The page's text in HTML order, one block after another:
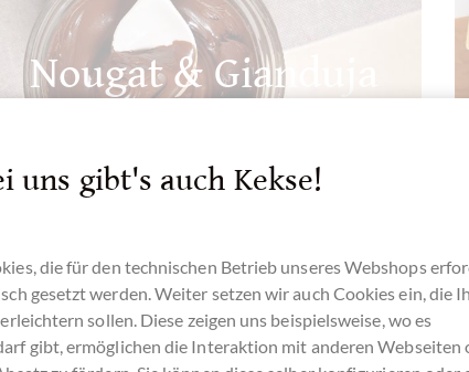
Nougat & Gianduja
uns gibt's auch Kekse!
die für den technischen Betrieb unseres Webshops
gesetzt werden. Weiter setzen wir auch Cookies ein, die
sollen. Diese zeigen uns beispielsweise, wo es
gibt, ermöglichen die Interaktion mit anderen Webseiten